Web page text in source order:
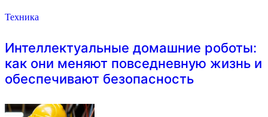
Техника
Интеллектуальные домашние роботы:
как они меняют повседневную жизнь и
обеспечивают безопасность